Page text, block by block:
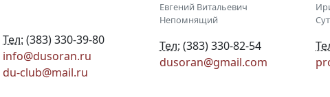
Тел: (383) 330-39-80
info@dusoran.ru
du-club@mail.ru
Евгений Витальевич
Непомнящий
Тел: (383) 330-82-54
dusoran@gmail.com